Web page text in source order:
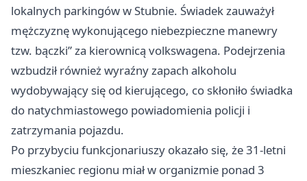
lokalnych parkingów w Stubnie. Świadek zauważył
mężczyznę wykonującego niebezpieczne manewry
tzw. bączki” za kierownicą volkswagena. Podejrzenia
wzbudził również wyraźny zapach alkoholu
wydobywający się od kierującego, co skłoniło świadka
do natychmiastowego powiadomienia policji i
zatrzymania pojazdu.
Po przybyciu funkcjonariuszy okazało się, że 31-letni
mieszkaniec regionu miał w organizmie ponad 3